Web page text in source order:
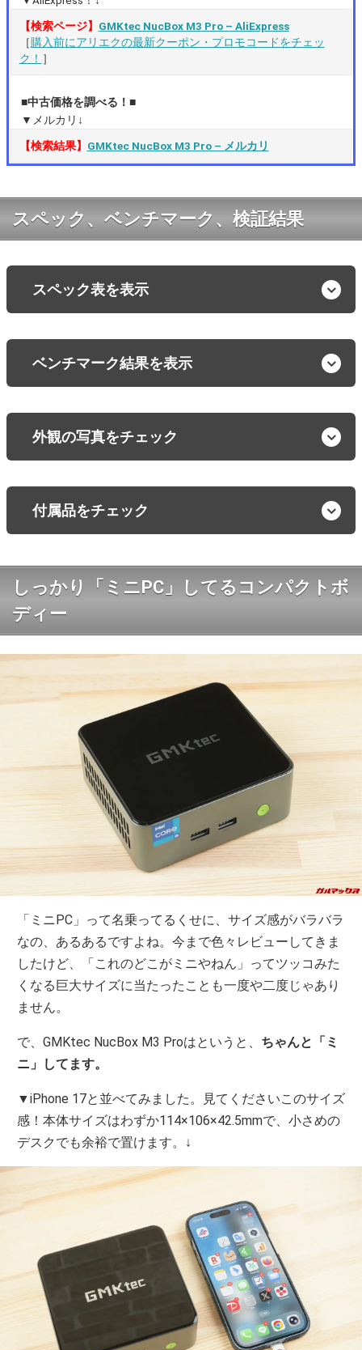
【検索ページ】 GMKtec NucBox M3 Pro – AliExpress
［購入前にアリエクの最新クーポン・プロモコードをチェッ
ク！ ］
■中古価格を調べる！■
▼メルカリ↓
【検索結果】 GMKtec NucBox M3 Pro – メルカリ
スペック、ベンチマーク、検証結果
スペック表を表示
ベンチマーク結果を表示
外観の写真をチェック
付属品をチェック
しっかり「ミニPC」してるコンパクトボ
ディー
「ミニPC」って名乗ってるくせに、サイズ感がバラバラ
なの、あるあるですよね。今まで色々レビューしてきま
したけど、「これのどこがミニやねん」ってツッコみた
くなる巨大サイズに当たったことも一度や二度じゃあり
ません。
で、GMKtec NucBox M3 Proはというと、 ちゃんと「ミ
ニ」してます。
▼iPhone 17と並べてみました。見てくださいこのサイズ
感！本体サイズはわずか114×106×42.5mmで、小さめの
デスクでも余裕で置けます。↓